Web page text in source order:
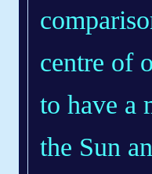
centre of
to have a
the Sun